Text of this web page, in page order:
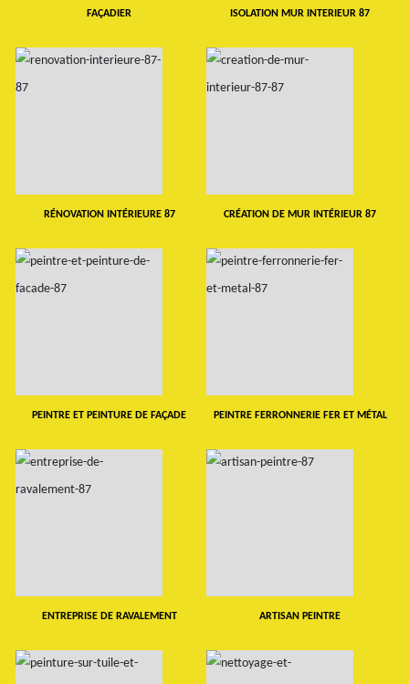
FAÇADIER ISOLATION MUR INTERIEUR 87
RÉNOVATION INTÉRIEURE 87 CRÉATION DE MUR INTÉRIEUR 87
PEINTRE ET PEINTURE DE FAÇADE PEINTRE FERRONNERIE FER ET MÉTAL
ENTREPRISE DE RAVALEMENT ARTISAN PEINTRE